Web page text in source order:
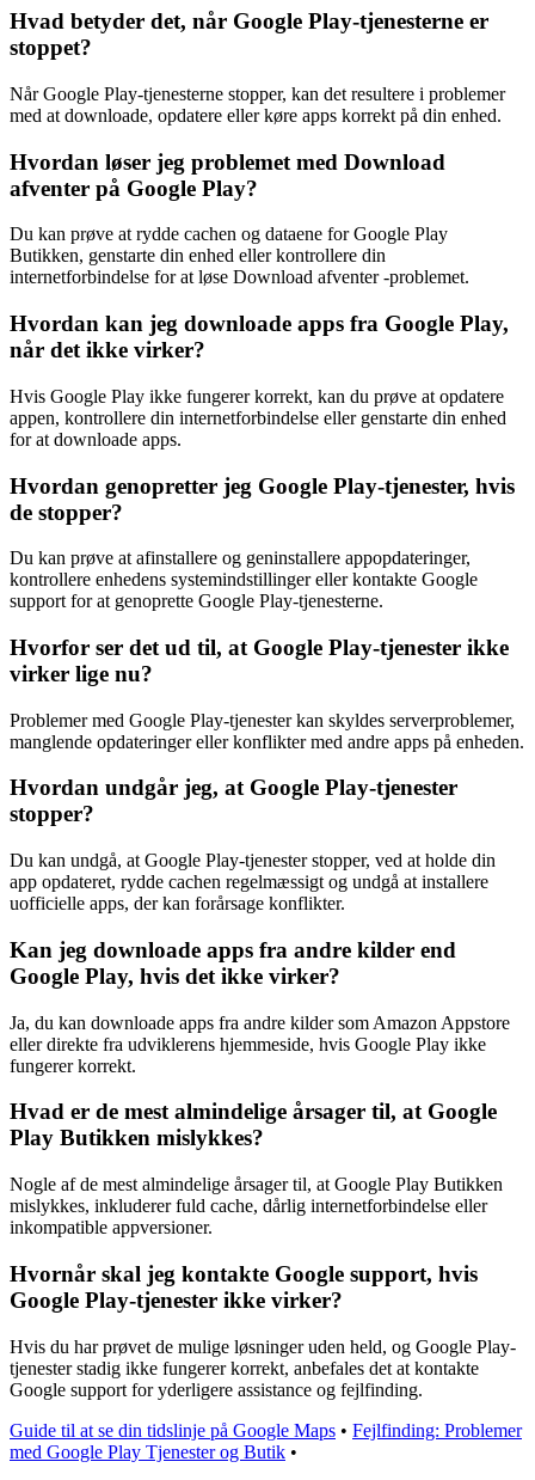
Hvad betyder det, når Google Play-tjenesterne er
stoppet?
Når Google Play-tjenesterne stopper, kan det resultere i problemer
med at downloade, opdatere eller køre apps korrekt på din enhed.
Hvordan løser jeg problemet med Download
afventer på Google Play?
Du kan prøve at rydde cachen og dataene for Google Play
Butikken, genstarte din enhed eller kontrollere din
internetforbindelse for at løse Download afventer -problemet.
Hvordan kan jeg downloade apps fra Google Play,
når det ikke virker?
Hvis Google Play ikke fungerer korrekt, kan du prøve at opdatere
appen, kontrollere din internetforbindelse eller genstarte din enhed
for at downloade apps.
Hvordan genopretter jeg Google Play-tjenester, hvis
de stopper?
Du kan prøve at afinstallere og geninstallere appopdateringer,
kontrollere enhedens systemindstillinger eller kontakte Google
support for at genoprette Google Play-tjenesterne.
Hvorfor ser det ud til, at Google Play-tjenester ikke
virker lige nu?
Problemer med Google Play-tjenester kan skyldes serverproblemer,
manglende opdateringer eller konflikter med andre apps på enheden.
Hvordan undgår jeg, at Google Play-tjenester
stopper?
Du kan undgå, at Google Play-tjenester stopper, ved at holde din
app opdateret, rydde cachen regelmæssigt og undgå at installere
uofficielle apps, der kan forårsage konflikter.
Kan jeg downloade apps fra andre kilder end
Google Play, hvis det ikke virker?
Ja, du kan downloade apps fra andre kilder som Amazon Appstore
eller direkte fra udviklerens hjemmeside, hvis Google Play ikke
fungerer korrekt.
Hvad er de mest almindelige årsager til, at Google
Play Butikken mislykkes?
Nogle af de mest almindelige årsager til, at Google Play Butikken
mislykkes, inkluderer fuld cache, dårlig internetforbindelse eller
inkompatible appversioner.
Hvornår skal jeg kontakte Google support, hvis
Google Play-tjenester ikke virker?
Hvis du har prøvet de mulige løsninger uden held, og Google Play-
tjenester stadig ikke fungerer korrekt, anbefales det at kontakte
Google support for yderligere assistance og fejlfinding.
Guide til at se din tidslinje på Google Maps • Fejlfinding: Problemer
med Google Play Tjenester og Butik •